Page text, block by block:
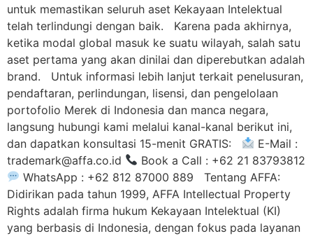
untuk memastikan seluruh aset Kekayaan Intelektual
telah terlindungi dengan baik. Karena pada akhirnya,
ketika modal global masuk ke suatu wilayah, salah satu
aset pertama yang akan dinilai dan diperebutkan adalah
brand. Untuk informasi lebih lanjut terkait penelusuran,
pendaftaran, perlindungan, lisensi, dan pengelolaan
portofolio Merek di Indonesia dan manca negara,
langsung hubungi kami melalui kanal-kanal berikut ini,
dan dapatkan konsultasi 15-menit GRATIS:
E-Mail :
trademark@affa.co.id
Book a Call : +62 21 83793812
WhatsApp : +62 812 87000 889 Tentang AFFA:
Didirikan pada tahun 1999, AFFA Intellectual Property
Rights adalah firma hukum Kekayaan Intelektual (KI)
yang berbasis di Indonesia, dengan fokus pada layanan